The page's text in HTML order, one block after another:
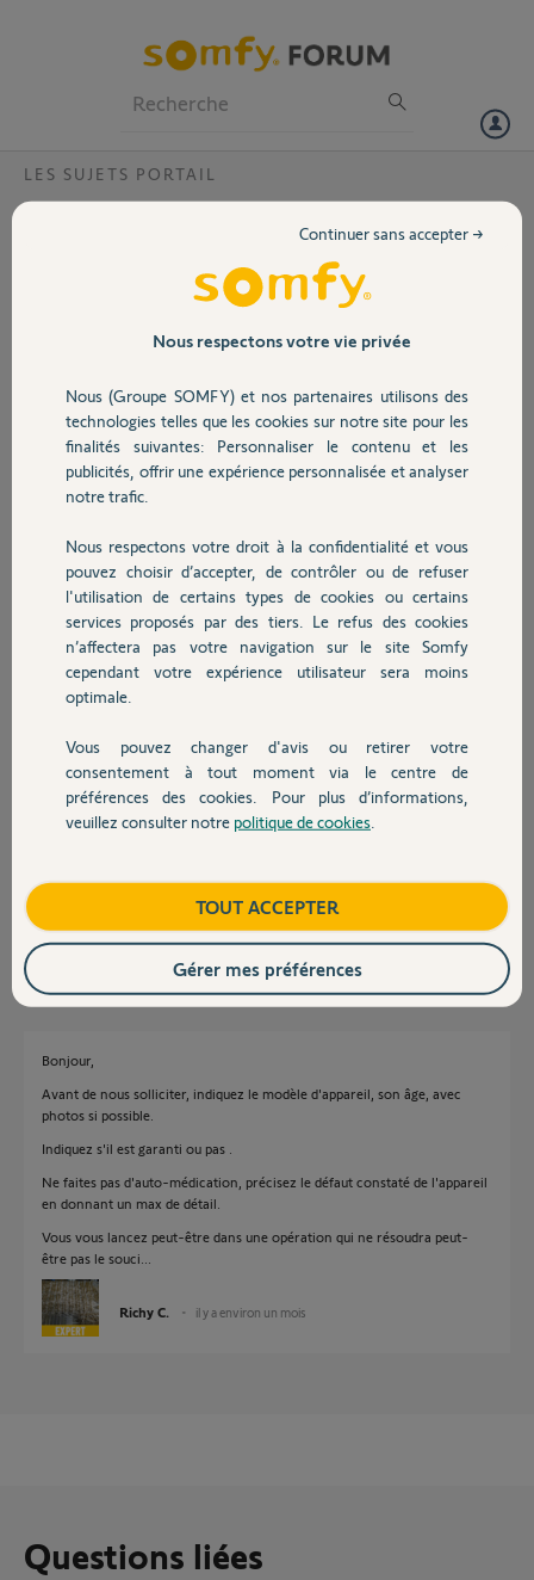
Volet
Sécurité
Domotique
Chauffage
Autres produits
Devis avec un pro
Contact
LES SUJETS PORTAIL
Bonjour Comment réinitialiser moteur
Corinne P.
il y a environ un mois
Participer au fil de discussion
Réponses
C'est écrit dans la notice du moteur articulé.
Si vous voulez plus de détail merci de préciser le moteur et au besoin une
Notre boule de cristal est en panne :-(
Charly il y a environ un mois
Bonjour,
Avant de nous solliciter, indiquez le modèle d'appareil, son âge, avec
photos si possible.
Indiquez s'il est garanti ou pas .
Ne faites pas d'auto-médication, précisez le défaut constaté de l'appareil
en donnant un max de détail.
Vous vous lancez peut-être dans une opération qui ne résoudra peut-
être pas le souci...
Richy C. il y a environ un mois
Questions liées
Nous respectons votre vie privée
Nous (Groupe SOMFY) et nos partenaires utilisons des
technologies telles que les cookies sur notre site pour les
finalités suivantes: Personnaliser le contenu et les
publicités, offrir une expérience personnalisée et analyser
notre trafic.
Nous respectons votre droit à la confidentialité et vous
pouvez choisir d’accepter, de contrôler ou de refuser
l'utilisation de certains types de cookies ou certains
services proposés par des tiers. Le refus des cookies
n’affectera pas votre navigation sur le site Somfy
cependant votre expérience utilisateur sera moins
optimale.
Vous pouvez changer d'avis ou retirer votre
consentement à tout moment via le centre de
préférences des cookies. Pour plus d’informations,
veuillez consulter notre politique de cookies
Continuer sans accepter →
TOUT ACCEPTER
Gérer mes préférences